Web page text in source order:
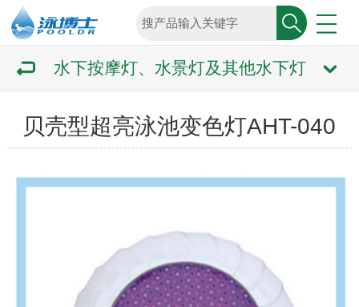
水下按摩灯、水景灯及其他水下灯
贝壳型超亮泳池变色灯AHT-040